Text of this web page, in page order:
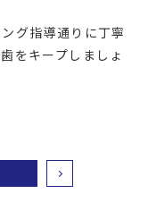
グ指導通りに丁寧
をキープしましょ